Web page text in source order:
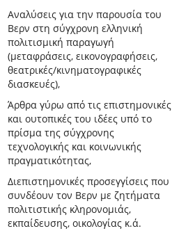
Αναλύσεις για την παρουσία του
Βερν στη σύγχρονη ελληνική
πολιτισμική παραγωγή
(μεταφράσεις, εικονογραφήσεις,
θεατρικές/κινηματογραφικές
διασκευές),
Άρθρα γύρω από τις επιστημονικές
και ουτοπικές του ιδέες υπό το
πρίσμα της σύγχρονης
τεχνολογικής και κοινωνικής
πραγματικότητας,
Διεπιστημονικές προσεγγίσεις που
συνδέουν τον Βερν με ζητήματα
πολιτιστικής κληρονομιάς,
εκπαίδευσης, οικολογίας κ.ά.